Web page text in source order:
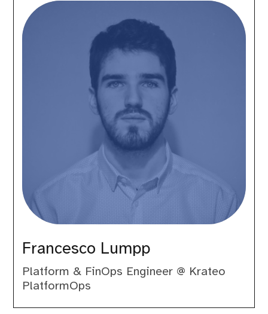
Francesco Lumpp
Platform & FinOps Engineer @ Krateo
PlatformOps